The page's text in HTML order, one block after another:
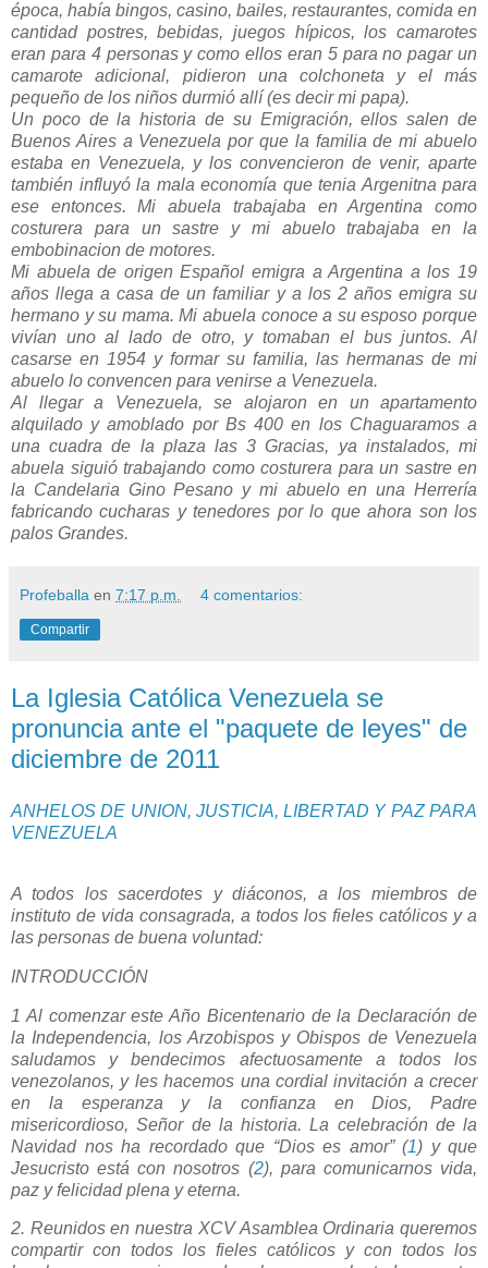
época, había bingos, casino, bailes, restaurantes, comida en
cantidad postres, bebidas, juegos hípicos, los camarotes
eran para 4 personas y como ellos eran 5 para no pagar un
camarote adicional, pidieron una colchoneta y el más
pequeño de los niños durmió allí (es decir mi papa).
Un poco de la historia de su Emigración, ellos salen de
Buenos Aires a Venezuela por que la familia de mi abuelo
estaba en Venezuela, y los convencieron de venir, aparte
también influyó la mala economía que tenia Argenitna para
ese entonces. Mi abuela trabajaba en Argentina como
costurera para un sastre y mi abuelo trabajaba en la
embobinacion de motores.
Mi abuela de origen Español emigra a Argentina a los 19
años llega a casa de un familiar y a los 2 años emigra su
hermano y su mama. Mi abuela conoce a su esposo porque
vivían uno al lado de otro, y tomaban el bus juntos. Al
casarse en 1954 y formar su familia, las hermanas de mi
abuelo lo convencen para venirse a Venezuela.
Al llegar a Venezuela, se alojaron en un apartamento
alquilado y amoblado por Bs 400 en los Chaguaramos a
una cuadra de la plaza las 3 Gracias, ya instalados, mi
abuela siguió trabajando como costurera para un sastre en
la Candelaria Gino Pesano y mi abuelo en una Herrería
fabricando cucharas y tenedores por lo que ahora son los
palos Grandes.
Profeballa en 7:17 p.m. 4 comentarios:
Compartir
La Iglesia Católica Venezuela se
pronuncia ante el "paquete de leyes" de
diciembre de 2011
ANHELOS DE UNION, JUSTICIA, LIBERTAD Y PAZ PARA
VENEZUELA
A todos los sacerdotes y diáconos, a los miembros de
instituto de vida consagrada, a todos los fieles católicos y a
las personas de buena voluntad:
INTRODUCCIÓN
1 Al comenzar este Año Bicentenario de la Declaración de
la Independencia, los Arzobispos y Obispos de Venezuela
saludamos y bendecimos afectuosamente a todos los
venezolanos, y les hacemos una cordial invitación a crecer
en la esperanza y la confianza en Dios, Padre
misericordioso, Señor de la historia. La celebración de la
Navidad nos ha recordado que “Dios es amor” (1) y que
Jesucristo está con nosotros (2), para comunicarnos vida,
paz y felicidad plena y eterna.
2. Reunidos en nuestra XCV Asamblea Ordinaria queremos
compartir con todos los fieles católicos y con todos los